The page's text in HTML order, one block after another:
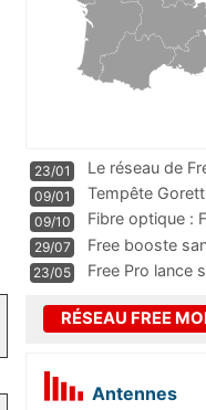
23/01
Le réseau de
m
09/01
Tempête
09/10
Fibre optique :
pass
29/07
Free booste
23/05 Free Pro lance
RÉSEAU FREE
Antennes